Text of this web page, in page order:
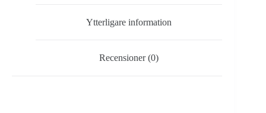
Ytterligare information
Recensioner (0)